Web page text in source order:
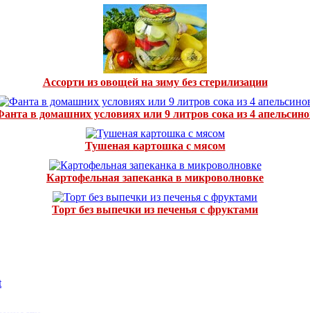
Ассорти из овощей на зиму без стерилизации
в домашних условиях или 9 литров сока из 4
Тушеная картошка с мясом
Картофельная запеканка в микроволновке
Торт без выпечки из печенья с фруктами